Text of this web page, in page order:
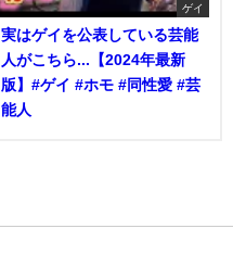
ゲイ
実はゲイを公表している芸能
人がこちら...【2024年最新
版】#ゲイ #ホモ #同性愛 #芸
能人